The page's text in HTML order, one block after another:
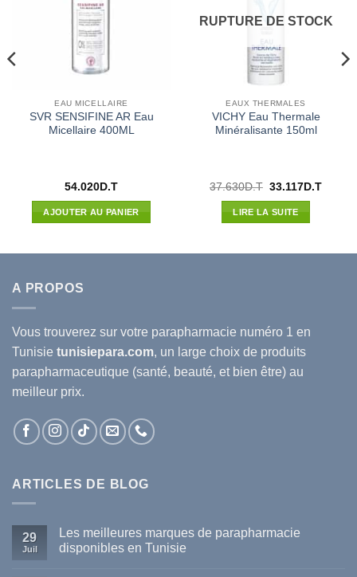
EAU MICELLAIRE
SVR SENSIFINE AR Eau
Micellaire 400ML
54.020 D.T
AJOUTER AU PANIER
RUPTURE DE STOCK
EAUX THERMALES
VICHY Eau Thermale
Minéralisante 150ml
37.630D.T Le
initial
était :
33.117 D.TLe
LIRE LA SUITE
A PROPOS
Vous trouverez sur votre parapharmacie numéro 1 en
Tunisie tunisiepara.com, un large choix de produits
parapharmaceutique (santé, beauté, et bien être) au
meilleur prix.
ARTICLES DE BLOG
29
Juil
Les meilleures marques de parapharmacie
disponibles en Tunisie